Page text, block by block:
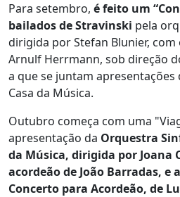
Para setembro, é feito um
bailados de Stravinski pela
dirigida por Stefan Blunier,
Arnulf Herrmann, sob direção
a que se juntam
Casa da Música.
Outubro começa com uma
apresentação da Orquestra
da Música, dirigida por Joana
acordeão de João Barradas, e
Concerto para Acordeão, de